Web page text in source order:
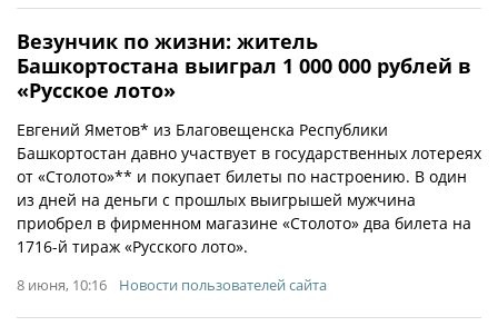
Везунчик по жизни: житель
Башкортостана выиграл 1 000 000 рублей в
«Русское лото»
Евгений Яметов* из Благовещенска Республики
Башкортостан давно участвует в государственных лотереях
от «Столото»** и покупает билеты по настроению. В один
из дней на деньги с прошлых выигрышей мужчина
приобрел в фирменном магазине «Столото» два билета на
1716-й тираж «Русского лото».
8 июня, 10:16 Новости пользователей сайта